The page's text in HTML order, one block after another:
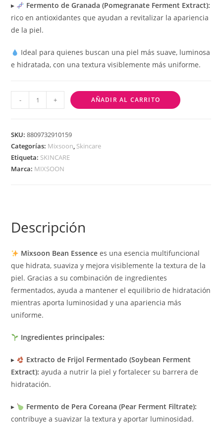
▸
Fermento de Granada (Pomegranate Ferment Extract):
rico en antioxidantes que ayudan a revitalizar la apariencia
de la piel.
Ideal para quienes buscan una piel más suave, luminosa
e hidratada, con una textura visiblemente más uniforme.
- + AÑADIR AL CARRITO
SKU:8809732910159
Categorías: Mixsoon, Skincare
Etiqueta: SKINCARE
Marca: MIXSOON
Descripción
Mixsoon Bean Essence es una esencia multifuncional
que hidrata, suaviza y mejora visiblemente la textura de la
piel. Gracias a su combinación de ingredientes
fermentados, ayuda a mantener el equilibrio de hidratación
mientras aporta luminosidad y una apariencia más
uniforme.
Ingredientes principales:
▸
Extracto de Frijol Fermentado (Soybean Ferment
Extract): ayuda a nutrir la piel y fortalecer su barrera de
hidratación.
▸
Fermento de Pera Coreana (Pear Ferment Filtrate):
contribuye a suavizar la textura y aportar luminosidad.